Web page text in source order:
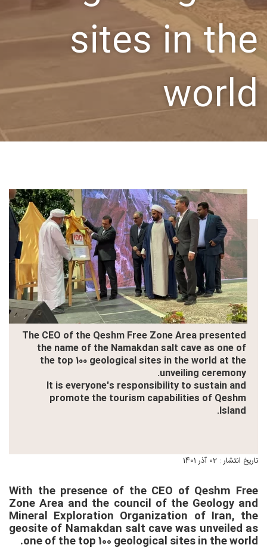
sites in the
world
The CEO of the Qeshm Free Zone Area presented
the name of the Namakdan salt cave as one of
the top 100 geological sites in the world at the
unveiling ceremony.
It is everyone's responsibility to sustain and
promote the tourism capabilities of Qeshm
Island.
تاریخ انتشار : 02 آذر 1401
With the presence of the CEO of Qeshm Free
Zone Area and the council of the Geology and
Mineral Exploration Organization of Iran, the
geosite of Namakdan salt cave was unveiled as
one of the top 100 geological sites in the world.